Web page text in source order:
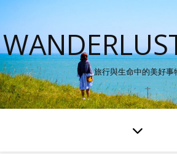
旅行與生命中的美好事